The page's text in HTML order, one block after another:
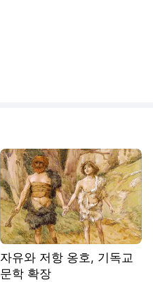
자유와 저항 옹호, 기독교
문학 확장